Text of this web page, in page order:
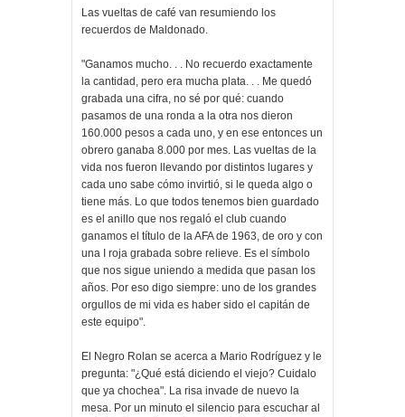
Las vueltas de café van resumiendo los
recuerdos de Maldonado.
"Ganamos mucho. . . No recuerdo exactamente
la cantidad, pero era mucha plata. . . Me quedó
grabada una cifra, no sé por qué: cuando
pasamos de una ronda a la otra nos dieron
160.000 pesos a cada uno, y en ese entonces un
obrero ganaba 8.000 por mes. Las vueltas de la
vida nos fueron llevando por distintos lugares y
cada uno sabe cómo invirtió, si le queda algo o
tiene más. Lo que todos tenemos bien guardado
es el anillo que nos regaló el club cuando
ganamos el título de la AFA de 1963, de oro y con
una I roja grabada sobre relieve. Es el símbolo
que nos sigue uniendo a medida que pasan los
años. Por eso digo siempre: uno de los grandes
orgullos de mi vida es haber sido el capitán de
este equipo".
El Negro Rolan se acerca a Mario Rodríguez y le
pregunta: "¿Qué está diciendo el viejo? Cuidalo
que ya chochea". La risa invade de nuevo la
mesa. Por un minuto el silencio para escuchar al